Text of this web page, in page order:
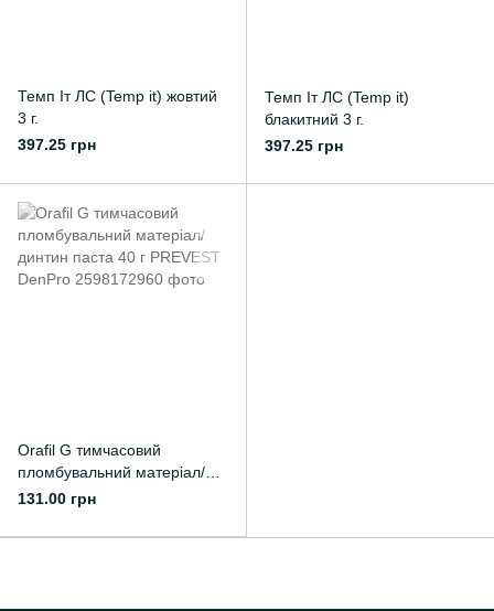
Темп Іт ЛС (Temp it) жовтий
3 г.
397.25 грн
Темп Іт ЛС (Temp it)
блакитний 3 г.
397.25 грн
Orafil G тимчасовий
пломбувальний матеріал/
динтин паста 40 г PREVEST
131.00 грн